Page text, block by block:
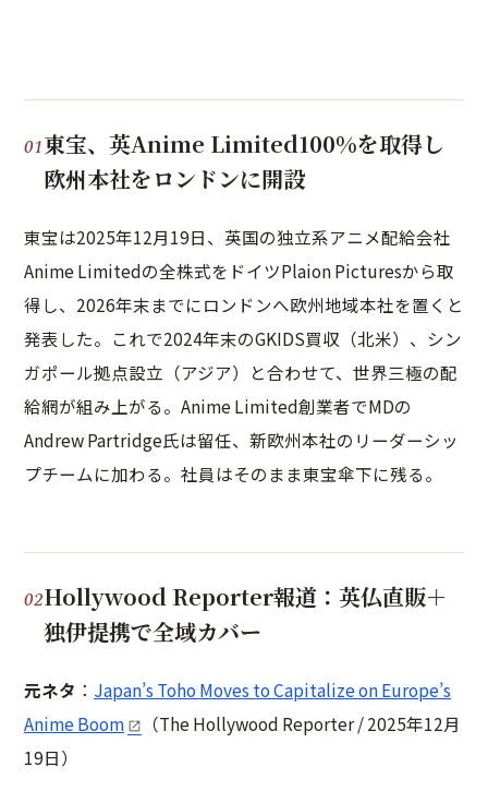
東宝、英Anime Limited100%を取得し
欧州本社をロンドンに開設
東宝は2025年12月19日、英国の独立系アニメ配給会社
Anime Limitedの全株式をドイツPlaion Picturesから取
得し、2026年末までにロンドンへ欧州地域本社を置くと
発表した。これで2024年末のGKIDS買収（北米）、シン
ガポール拠点設立（アジア）と合わせて、世界三極の配
給網が組み上がる。Anime Limited創業者でMDの
Andrew Partridge氏は留任、新欧州本社のリーダーシッ
プチームに加わる。社員はそのまま東宝傘下に残る。
Hollywood Reporter報道：英仏直販＋
独伊提携で全域カバー
元ネタ ： Japan’s Toho Moves to Capitalize on Europe’s
Anime Boom
（The Hollywood Reporter / 2025年12月
19日）